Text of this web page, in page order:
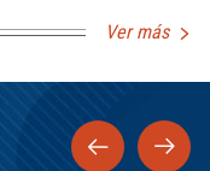
Ver más